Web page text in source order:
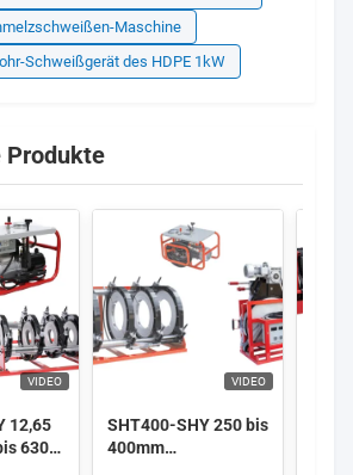
Maschine
Schweißgerät des HDPE 1kW
Produkte
VIDEO
12,65
630
VIDEO
SHT400-SHY 250 bis
400mm